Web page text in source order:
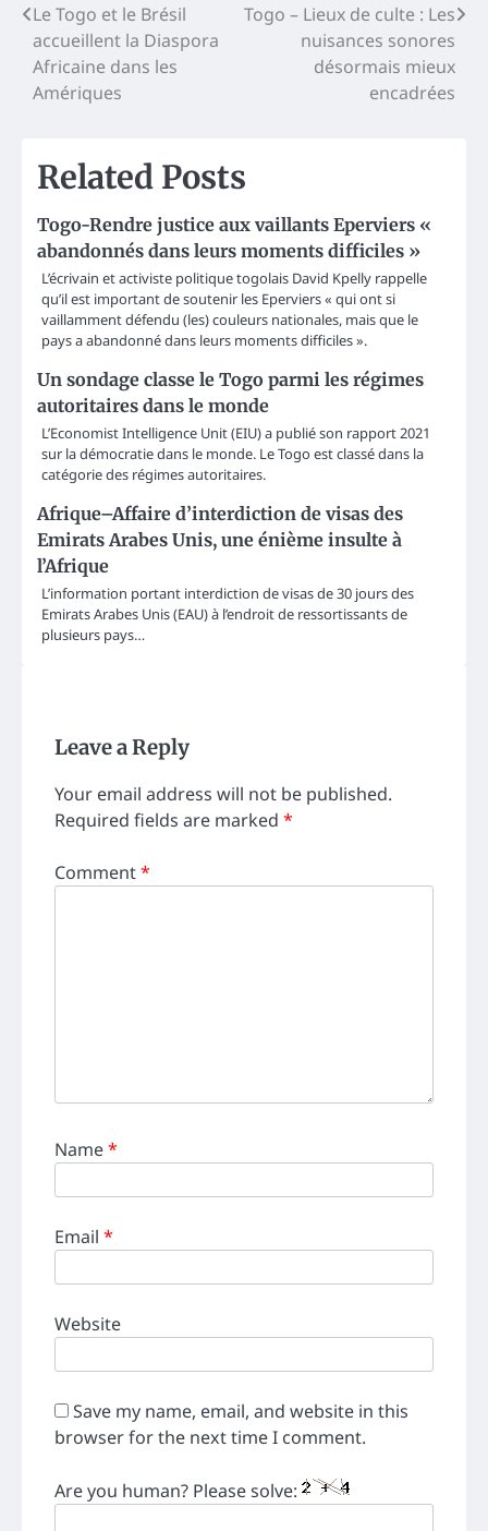
Post
navigation
Le Togo et le Brésil
accueillent la Diaspora
Africaine dans les
Amériques
Togo – Lieux de culte : Les
nuisances sonores
désormais mieux
encadrées
Related Posts
Togo-Rendre justice aux vaillants Eperviers «
abandonnés dans leurs moments difficiles »
L’écrivain et activiste politique togolais David Kpelly rappelle
qu’il est important de soutenir les Eperviers « qui ont si
vaillamment défendu (les) couleurs nationales, mais que le
pays a abandonné dans leurs moments difficiles ».
Un sondage classe le Togo parmi les régimes
autoritaires dans le monde
L’Economist Intelligence Unit (EIU) a publié son rapport 2021
sur la démocratie dans le monde. Le Togo est classé dans la
catégorie des régimes autoritaires.
Afrique–Affaire d’interdiction de visas des
Emirats Arabes Unis, une énième insulte à
l’Afrique
L’information portant interdiction de visas de 30 jours des
Emirats Arabes Unis (EAU) à l’endroit de ressortissants de
plusieurs pays…
Leave a Reply
Your email address will not be published.
Required fields are marked *
Comment*
Name*
Email *
Website
Save my name, email, and website in this
browser for the next time I comment.
Are you human? Please solve: